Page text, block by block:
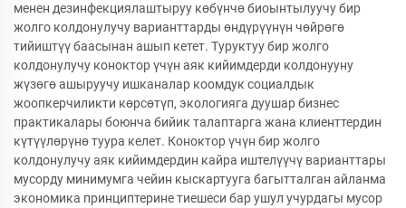
менен дезинфекциялаштыруу көбүнчө биоынтылуучу бир
жолго колдонулучу варианттарды өндүрүүнүн чөйрөгө
тийиштүү баасынан ашып кетет. Туруктуу бир жолго
колдонулучу коноктор үчүн аяк кийимдерди колдонууну
жүзөгө ашыруучу ишканалар коомдук социалдык
жоопкерчиликти көрсөтүп, экологияга дуушар бизнес
практикалары боюнча бийик талаптарга жана клиенттердин
күтүүлөрүнө туура келет. Коноктор үчүн бир жолго
колдонулучу аяк кийимдердин кайра иштелүүчү варианттары
мусорду минимумга чейин кыскартууга багытталган айланма
экономика принциптерине тиешеси бар ушул учурдагы мусор